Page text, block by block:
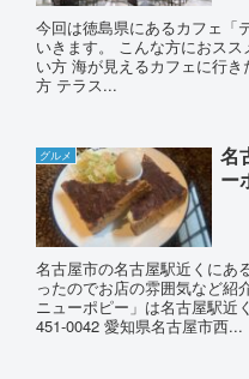
今回は徳島県にあるカフェ「
いきます。 こんな方におス
い方 海が見えるカフェに行
方 テラス...
グルメ
名
ー
名古屋市の名古屋駅近くにあ
ったのでお店の雰囲気など紹
ニューポピー」は名古屋駅近
451-0042 愛知県名古屋市西...